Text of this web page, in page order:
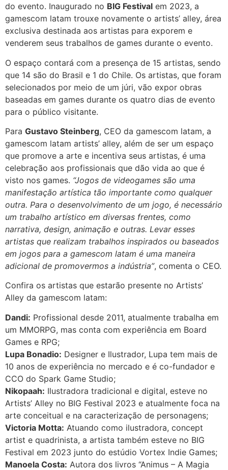
do evento. Inaugurado no BIG Festival em 2023, a
gamescom latam trouxe novamente o artists’ alley, área
exclusiva destinada aos artistas para exporem e
venderem seus trabalhos de games durante o evento.
O espaço contará com a presença de 15 artistas, sendo
que 14 são do Brasil e 1 do Chile. Os artistas, que foram
selecionados por meio de um júri, vão expor obras
baseadas em games durante os quatro dias de evento
para o público visitante.
Para Gustavo Steinberg, CEO da gamescom latam, a
gamescom latam artists’ alley, além de ser um espaço
que promove a arte e incentiva seus artistas, é uma
celebração aos profissionais que dão vida ao que é
visto nos games. “Jogos de videogames são uma
manifestação artística tão importante como qualquer
outra. Para o desenvolvimento de um jogo, é necessário
um trabalho artístico em diversas frentes, como
narrativa, design, animação e outras. Levar esses
artistas que realizam trabalhos inspirados ou baseados
em jogos para a gamescom latam é uma maneira
adicional de promovermos a indústria”, comenta o CEO.
Confira os artistas que estarão presente no Artists’
Alley da gamescom latam:
Dandi: Profissional desde 2011, atualmente trabalha em
um MMORPG, mas conta com experiência em Board
Games e RPG;
Lupa Bonadio: Designer e Ilustrador, Lupa tem mais de
10 anos de experiência no mercado e é co-fundador e
CCO do Spark Game Studio;
Nikopaah: Ilustradora tradicional e digital, esteve no
Artists’ Alley no BIG Festival 2023 e atualmente foca na
arte conceitual e na caracterização de personagens;
Victoria Motta: Atuando como ilustradora, concept
artist e quadrinista, a artista também esteve no BIG
Festival em 2023 junto do estúdio Vortex Indie Games;
Manoela Costa: Autora dos livros “Animus – A Magia